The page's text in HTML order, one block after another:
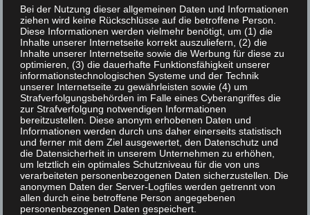
Bei der Nutzung dieser allgemeinen Daten und Informationen
ziehen wird keine Rückschlüsse auf die betroffene Person.
Diese Informationen werden vielmehr benötigt, um (1) die
Inhalte unserer Internetseite korrekt auszuliefern, (2) die
Inhalte unserer Internetseite sowie die Werbung für diese zu
optimieren, (3) die dauerhafte Funktionsfähigkeit unserer
informationstechnologischen Systeme und der Technik
unserer Internetseite zu gewährleisten sowie (4) um
Strafverfolgungsbehörden im Falle eines Cyberangriffes die
zur Strafverfolgung notwendigen Informationen
bereitzustellen. Diese anonym erhobenen Daten und
Informationen werden durch uns daher einerseits statistisch
und ferner mit dem Ziel ausgewertet, den Datenschutz und
die Datensicherheit in unserem Unternehmen zu erhöhen,
um letztlich ein optimales Schutzniveau für die von uns
verarbeiteten personenbezogenen Daten sicherzustellen. Die
anonymen Daten der Server-Logfiles werden getrennt von
allen durch eine betroffene Person angegebenen
personenbezogenen Daten gespeichert.